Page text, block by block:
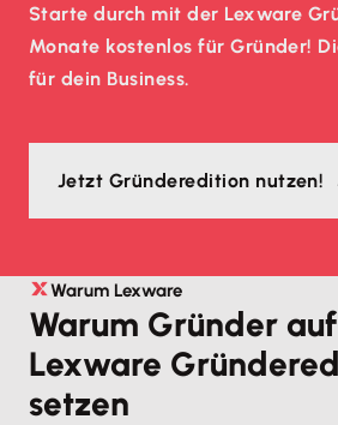
Starte durch mit der Lexware
Monate kostenlos für Gründer!
für dein Business.
Jetzt Gründeredition nutzen!
Warum Lexware
Warum Gründer
Lexware
setzen